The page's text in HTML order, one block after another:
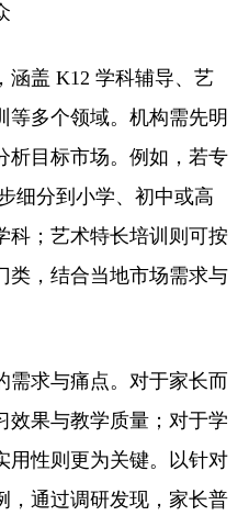
涵盖 K12 学科辅导、艺
等多个领域。机构需先明
析目标市场。例如，若专
细分到小学、初中或高
科；艺术特长培训则可按
类，结合当地市场需求与
需求与痛点。对于家长而
效果与教学质量；对于学
用性则更为关键。以针对
，通过调研发现，家长普